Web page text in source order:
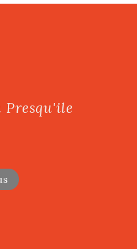
Presqu'ile